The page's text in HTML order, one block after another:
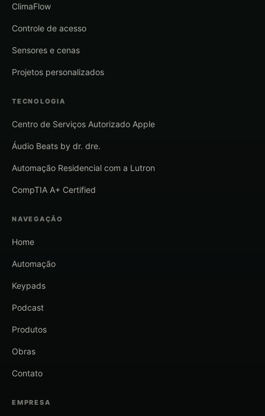
ClimaFlow
Controle de acesso
Sensores e cenas
Projetos personalizados
TECNOLOGIA
Centro de Serviços Autorizado Apple
Áudio Beats by dr. dre.
Automação Residencial com a Lutron
CompTIA A+ Certified
NAVEGAÇÃO
Home
Automação
Keypads
Podcast
Produtos
Obras
Contato
EMPRESA